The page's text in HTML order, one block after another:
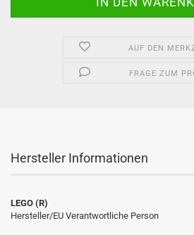
AUF DEN
FRAGE ZUM
Hersteller Informationen
LEGO (R)
Hersteller/EU Verantwortliche Person